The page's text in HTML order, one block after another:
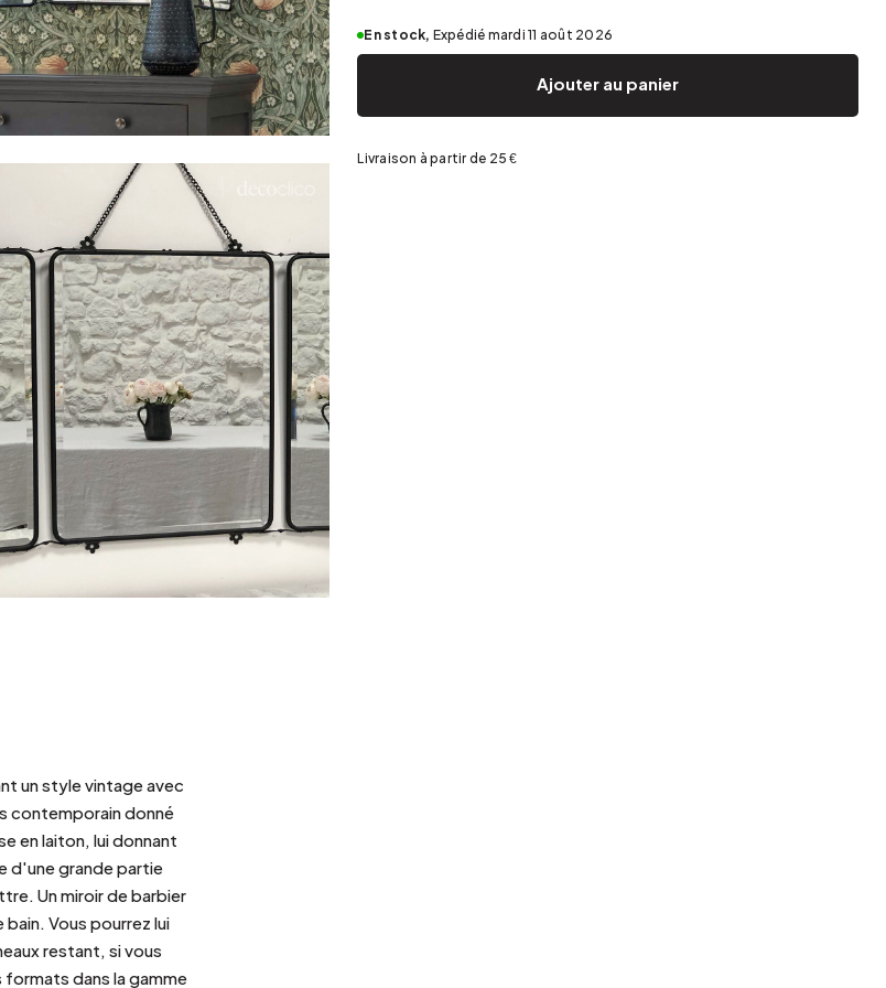
Argenté
En stock, Expédié mardi 11 août 2026
Ajouter au panier
Livraison à partir de 25 €
un style vintage avec
contemporain donné
en laiton, lui donnant
d'une grande partie
Un miroir de barbier
bain. Vous pourrez lui
restant, si vous
dans la gamme